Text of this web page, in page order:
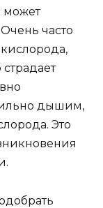
может
часто
кислорода,
дышим,
Это